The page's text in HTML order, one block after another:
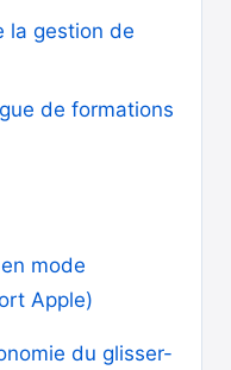
la gestion de
de formations
mode
Apple)
du glisser-